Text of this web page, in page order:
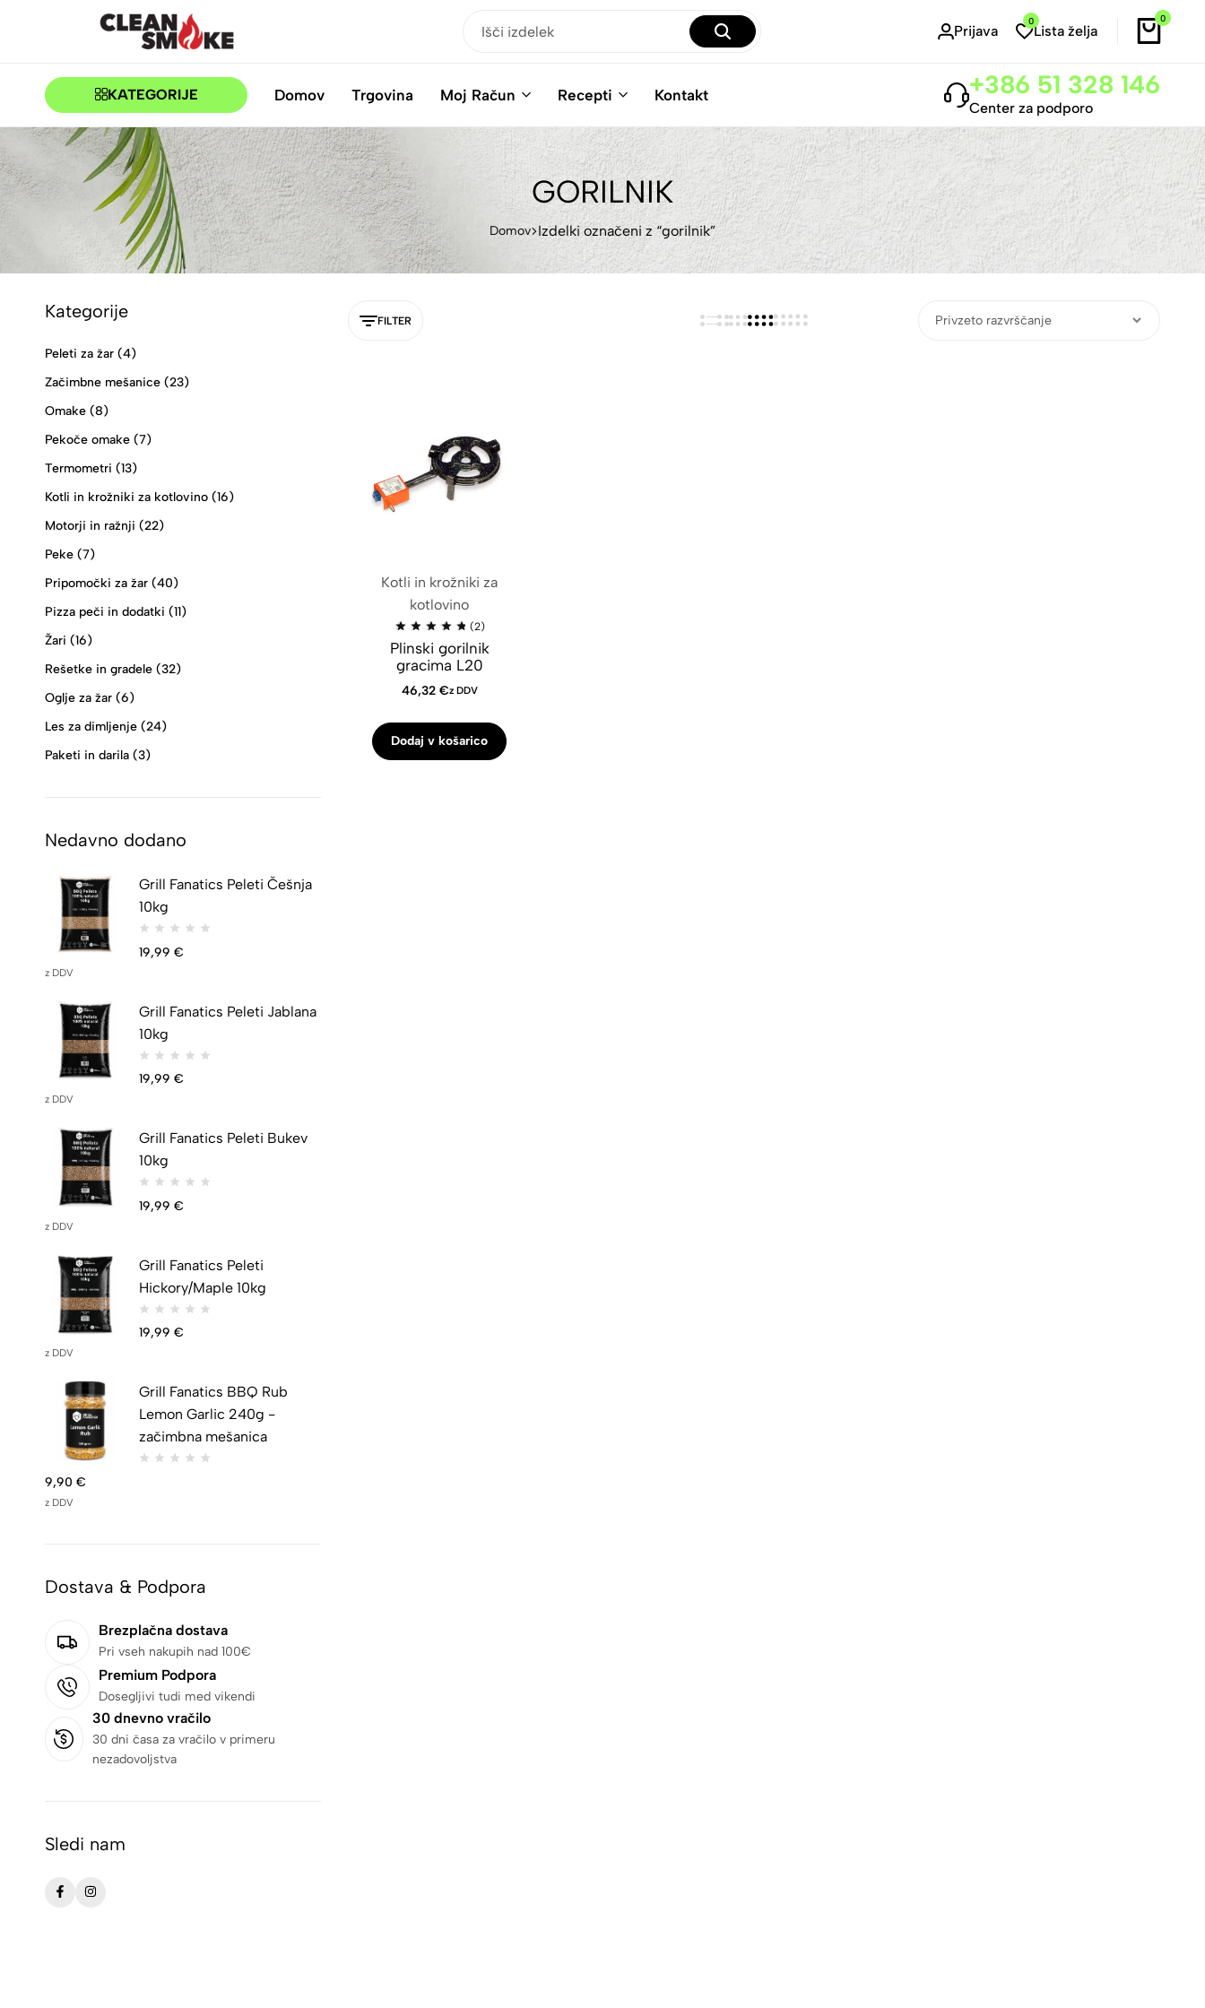
TRGOVINA
Prijava
0
Lista želja
0
KATEGORIJE Domov Trgovina Moj Račun Recepti Kontakt +386 51 328 146
Center za podporo
GORILNIK
Domov Izdelki označeni z “gorilnik”
FILTER
Kotli in krožniki za
kotlovino
(2)
Plinski gorilnik
gracima L20
46,32 €z DDV
Dodaj v košarico
Kategorije
Peleti za žar (4)
Začimbne mešanice (23)
Omake (8)
Pekoče omake (7)
Termometri (13)
Kotli in krožniki za kotlovino (16)
Motorji in ražnji (22)
Peke (7)
Pripomočki za žar (40)
Pizza peči in dodatki (11)
Žari (16)
Rešetke in gradele (32)
Oglje za žar (6)
Les za dimljenje (24)
Paketi in darila (3)
Nedavno dodano
Grill Fanatics Peleti Češnja
10kg
19,99 €
z DDV
Grill Fanatics Peleti Jablana
10kg
19,99 €
z DDV
Grill Fanatics Peleti Bukev
10kg
19,99 €
z DDV
Grill Fanatics Peleti
Hickory/Maple 10kg
19,99 €
z DDV
Grill Fanatics BBQ Rub
Lemon Garlic 240g -
začimbna mešanica
9,90 €
z DDV
Dostava & Podpora
Brezplačna dostava
Pri vseh nakupih nad 100€
Premium Podpora
Dosegljivi tudi med vikendi
30 dnevno vračilo
30 dni časa za vračilo v primeru
nezadovoljstva
Sledi nam